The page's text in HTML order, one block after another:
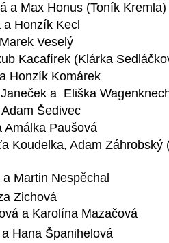
a Max Honus (Toník
a Honzík Kecl
Veselý
Kacafírek (Klárka
Honzík Komárek
a Eliška
Šedivec
Paušová
Koudelka, Adam Záhrobský
a Martin Nespěchal
Zichová
a Karolína Mazačová
Hana Španihelová